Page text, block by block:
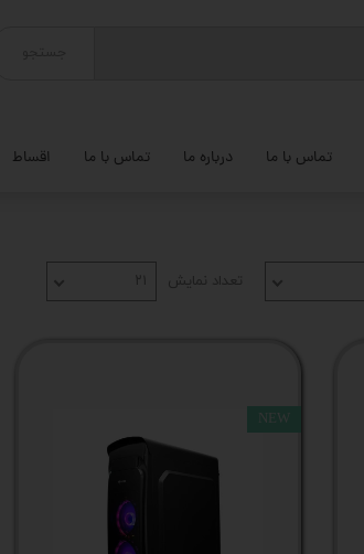
تماس با ما درباره ما تماس با ما اقساط
تعداد نمایش ۲۱
NEW